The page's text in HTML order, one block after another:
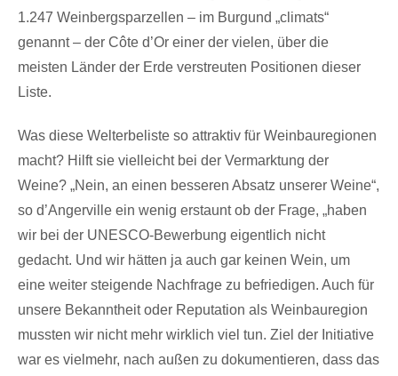
1.247 Weinbergsparzellen – im Burgund „climats“
genannt – der Côte d’Or einer der vielen, über die
meisten Länder der Erde verstreuten Positionen dieser
Liste.
Was diese Welterbeliste so attraktiv für Weinbauregionen
macht? Hilft sie vielleicht bei der Vermarktung der
Weine? „Nein, an einen besseren Absatz unserer Weine“,
so d’Angerville ein wenig erstaunt ob der Frage, „haben
wir bei der UNESCO-Bewerbung eigentlich nicht
gedacht. Und wir hätten ja auch gar keinen Wein, um
eine weiter steigende Nachfrage zu befriedigen. Auch für
unsere Bekanntheit oder Reputation als Weinbauregion
mussten wir nicht mehr wirklich viel tun. Ziel der Initiative
war es vielmehr, nach außen zu dokumentieren, dass das